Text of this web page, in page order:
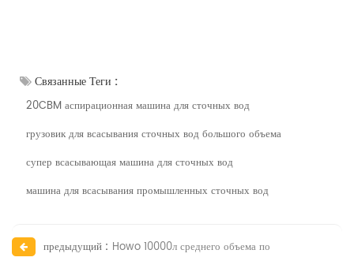
Связанные Теги :
20CBM аспирационная машина для сточных вод
грузовик для всасывания сточных вод большого объема
супер всасывающая машина для сточных вод
машина для всасывания промышленных сточных вод
предыдущий : Howo 10000л среднего объема по